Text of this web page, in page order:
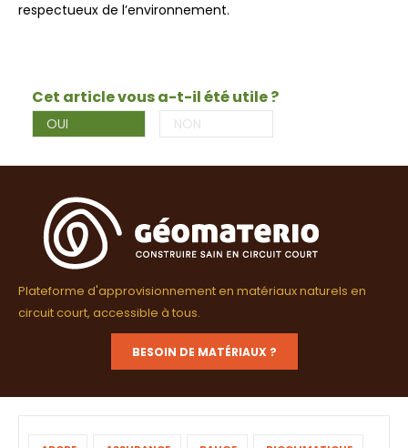
respectueux de l’environnement.
Cet article vous a-t-il été utile ?
OUI NON
Plateforme d'approvisionnement en matériaux naturels en
circuit court, accessible à tous.
BESOIN DE MATÉRIAUX ?